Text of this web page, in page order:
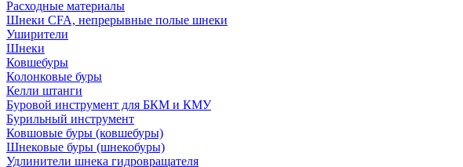
Расходные материалы
Шнеки CFA, непрерывные полые шнеки
Уширители
Шнеки
Ковшебуры
Колонковые буры
Келли штанги
Буровой инструмент для БКМ и КМУ
Бурильный инструмент
Ковшовые буры (ковшебуры)
Шнековые буры (шнекобуры)
Удлинители шнека гидровращателя